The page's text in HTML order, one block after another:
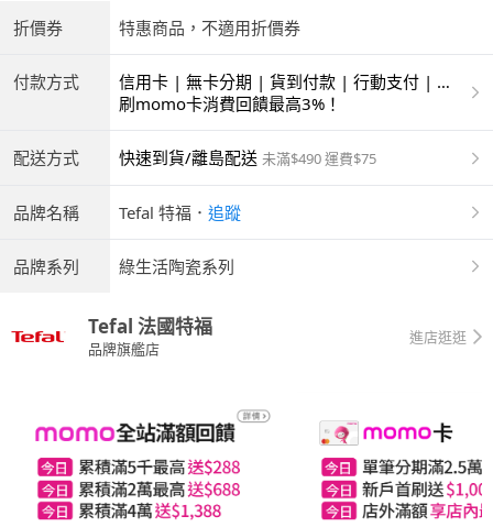
折價券 特惠商品，不適用折價券
付款方式
信用卡 | 無卡分期 | 貨到付款 | 行動支付 | 超
商付款 | ATM | 銀聯卡
刷momo卡消費回饋最高3%！
配送方式 快速到貨/離島配送 未滿$490 運費$75
品牌名稱 Tefal 特福 ． 追蹤
品牌系列 綠生活陶瓷系列
Tefal 法國特福
品牌旗艦店
進店逛逛